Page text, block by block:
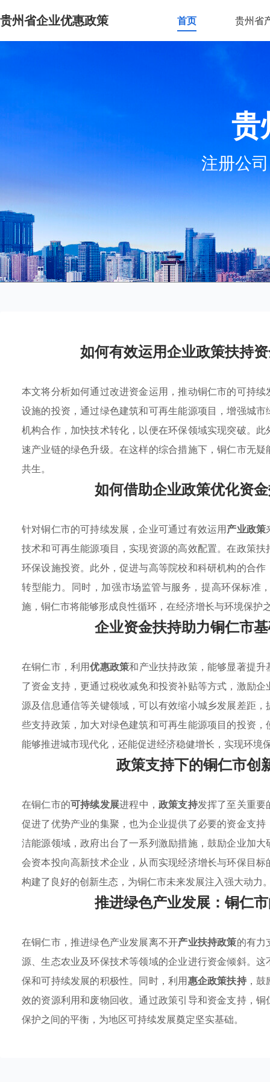
贵州省企业优惠政策 首页 贵州省
贵
注册公
如何有效运用企业政策扶持
本文将分析如何通过改进资金运用，推动铜仁市的可持
设施的投资，通过绿色建筑和可再生能源项目，增强城
机构合作，加快技术转化，以便在环保领域实现突破。
速产业链的绿色升级。在这样的综合措施下，铜仁市无
共生。
如何借助企业政策优化资
针对铜仁市的可持续发展，企业可通过有效运用产业政策
技术和可再生能源项目，实现资源的高效配置。在政策
环保设施投资。此外，促进与高等院校和科研机构的合
转型能力。同时，加强市场监管与服务，提高环保标准
施，铜仁市将能够形成良性循环，在经济增长与环境保护
企业资金扶持助力铜仁市
在铜仁市，利用优惠政策和产业扶持政策，能够显著提
了资金支持，更通过税收减免和投资补贴等方式，激励
源及信息通信等关键领域，可以有效缩小城乡发展差距
些支持政策，加大对绿色建筑和可再生能源项目的投资
能够推进城市现代化，还能促进经济稳健增长，实现环境
政策支持下的铜仁市创
在铜仁市的可持续发展进程中， 政策支持发挥了至关重要
促进了优势产业的集聚，也为企业提供了必要的资金支
洁能源领域，政府出台了一系列激励措施，鼓励企业加
会资本投向高新技术企业，从而实现经济增长与环保目
构建了良好的创新生态，为铜仁市未来发展注入强大动力
推进绿色产业发展：铜仁
在铜仁市，推进绿色产业发展离不开产业扶持政策的有力
源、生态农业及环保技术等领域的企业进行资金倾斜。
保和可持续发展的积极性。同时，利用惠企政策扶持，鼓
效的资源利用和废物回收。通过政策引导和资金支持，
保护之间的平衡，为地区可持续发展奠定坚实基础。